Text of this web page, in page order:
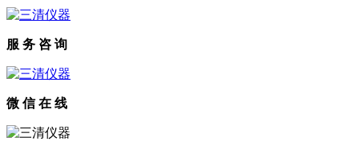
服 务 咨 询
微 信 在 线